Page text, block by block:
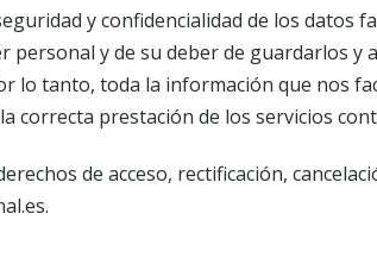
y confidencialidad de los
personal y de su deber de guardarlos
lo tanto, toda la información que nos
correcta prestación de los servicios
de acceso, rectificación,